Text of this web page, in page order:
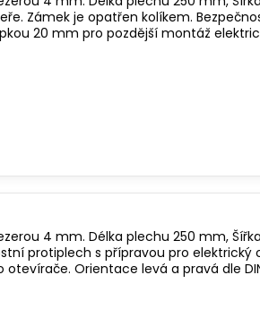
Zámek je opatřen kolíkem.
20 mm pro pozdější montáž
4 mm. Délka plechu 250 mm,
protiplech s přípravou pro elektrický
Orientace levá a pravá dle